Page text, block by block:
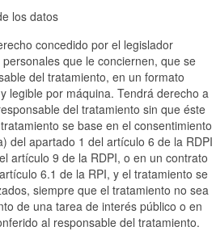
los datos
concedido por el legislador
que le conciernen, que se
del tratamiento, en un formato
legible por máquina. Tendrá derecho a
del tratamiento sin que éste
se base en el consentimiento
del apartado 1 del artículo 6 de la RDPI
artículo 9 de la RDPI, o en un contrato
6.1 de la RPI, y el tratamiento se
siempre que el tratamiento no sea
de una tarea de interés público o en
al responsable del tratamiento.